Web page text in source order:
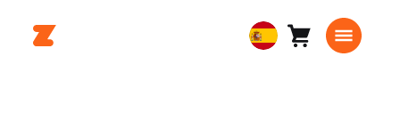
EuropeanCarro0